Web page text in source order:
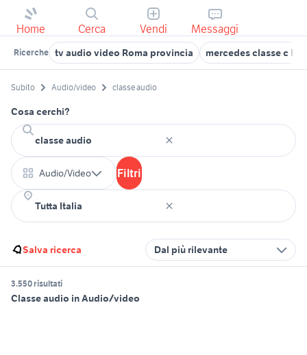
Home Cerca Vendi Messaggi
Ricerche tv audio video Roma provincia mercedes classe c
Subito Audio/video classe audio
Cosa cerchi?
Audio/Video Filtri
Salva ricerca Dal più rilevante
3.550 risultati
Classe audio in Audio/video